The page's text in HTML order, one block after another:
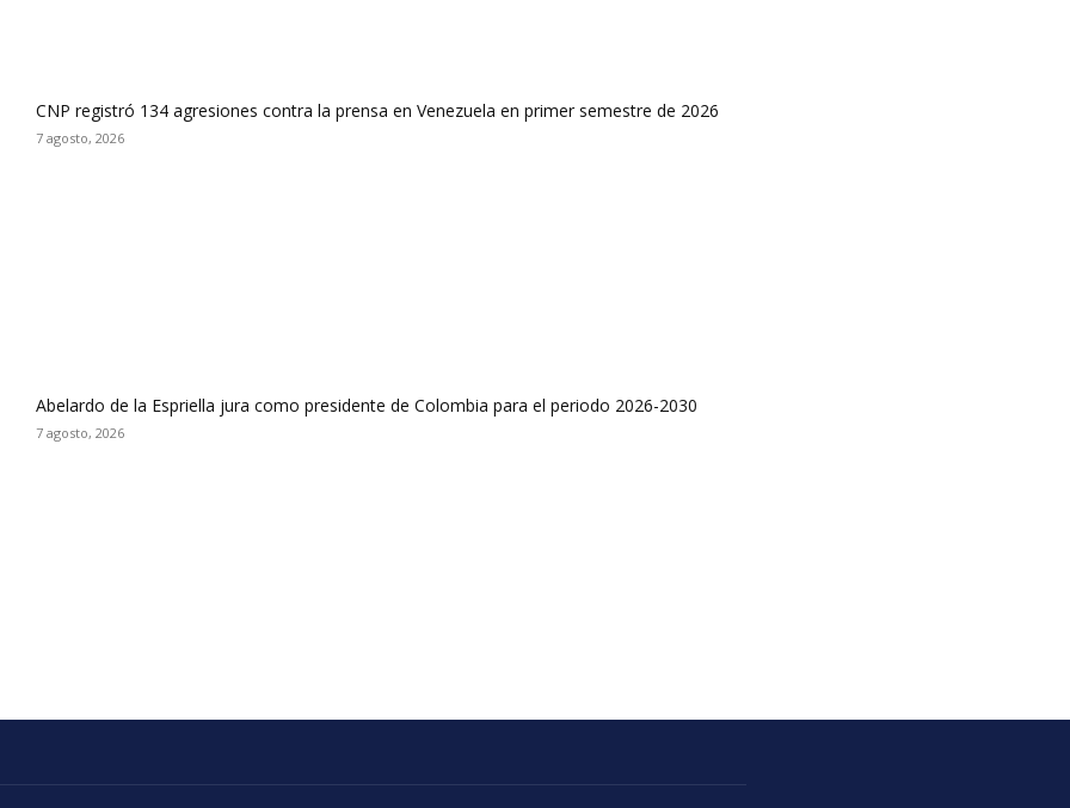
CNP registró 134 agresiones contra la prensa en Venezuela en primer semestre de 2026
7 agosto, 2026
Abelardo de la Espriella jura como presidente de Colombia para el periodo 2026-2030
7 agosto, 2026